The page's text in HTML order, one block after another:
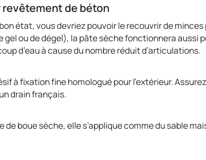
revêtement de béton
état, vous devriez pouvoir le recouvrir de
gel ou de dégel), la pâte sèche fonctionnera aussi
d’eau à cause du nombre réduit d’articulations.
à fixation fine homologué pour l’extérieur.
drain français.
boue sèche, elle s’applique comme du sable